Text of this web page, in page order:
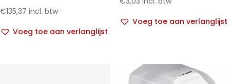
€135,37 incl. btw
Voeg toe aan verlanglijst
Voeg toe aan verlanglijst